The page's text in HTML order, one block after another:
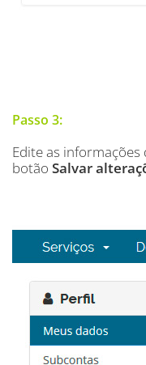
Passo 3:
Edite as informações
botão Salvar